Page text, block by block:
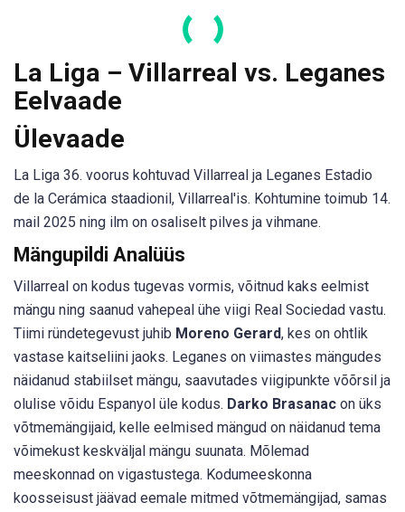
La Liga – Villarreal vs. Leganes
Eelvaade
Ülevaade
La Liga 36. voorus kohtuvad Villarreal ja Leganes Estadio
de la Cerámica staadionil, Villarreal'is. Kohtumine toimub 14.
mail 2025 ning ilm on osaliselt pilves ja vihmane.
Mängupildi Analüüs
Villarreal on kodus tugevas vormis, võitnud kaks eelmist
mängu ning saanud vahepeal ühe viigi Real Sociedad vastu.
Tiimi ründetegevust juhib Moreno Gerard, kes on ohtlik
vastase kaitseliini jaoks. Leganes on viimastes mängudes
näidanud stabiilset mängu, saavutades viigipunkte võõrsil ja
olulise võidu Espanyol üle kodus. Darko Brasanac on üks
võtmemängijaid, kelle eelmised mängud on näidanud tema
võimekust keskväljal mängu suunata. Mõlemad
meeskonnad on vigastustega. Kodumeeskonna
koosseisust jäävad eemale mitmed võtmemängijad, samas